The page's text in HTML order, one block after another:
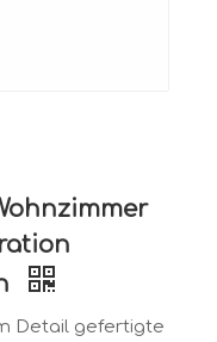
Detail gefertigte